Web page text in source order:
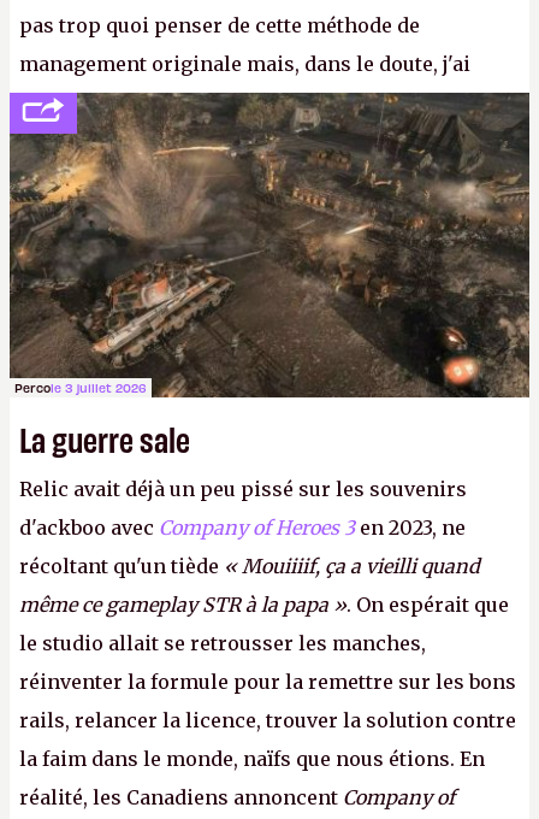
pas trop quoi penser de cette méthode de
management originale mais, dans le doute, j'ai
décidé d'apprendre par cœur les 300 derniers
numéros deCanard PCavant de demander une
augmentation à Ivan Le Fou.A.
Percole 3 juillet 2026
La guerre sale
Relic avait déjà un peu pissé sur les souvenirs
d'ackboo avec Company of Heroes 3en 2023, ne
récoltant qu'un tiède « Mouiiiif, ça a vieilli quand
même ce gameplay STR à la papa ». On espérait que
le studio allait se retrousser les manches,
réinventer la formule pour la remettre sur les bons
rails, relancer la licence, trouver la solution contre
la faim dans le monde, naïfs que nous étions. En
réalité, les Canadiens annoncent Company of